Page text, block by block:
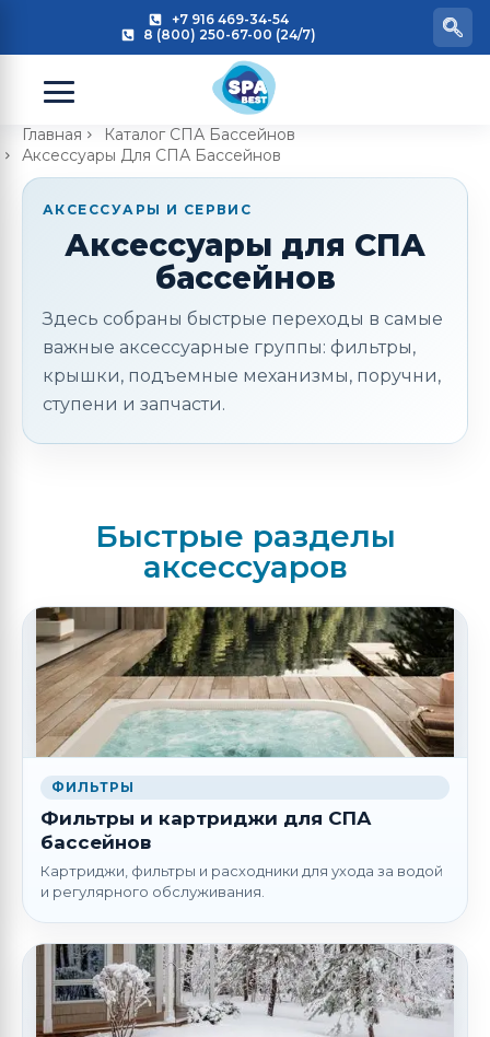
+7 916 469-34-54
8 (800) 250-67-00 (24/7)
Главная
Каталог СПА Бассейнов
Аксессуары Для СПА Бассейнов
АКСЕССУАРЫ И СЕРВИС
Аксессуары для СПА
бассейнов
Здесь собраны быстрые переходы в самые
важные аксессуарные группы: фильтры,
крышки, подъемные механизмы, поручни,
ступени и запчасти.
Быстрые разделы
аксессуаров
ФИЛЬТРЫ
Фильтры и картриджи для СПА
бассейнов
Картриджи, фильтры и расходники для ухода за водой
и регулярного обслуживания.